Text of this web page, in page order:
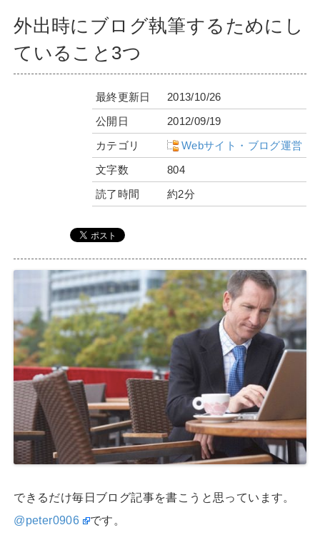
外出時にブログ執筆するためにし
ていること3つ
最終更新日
2013/10/26
公開日
2012/09/19
カテゴリ
Webサイト・ブログ運営
文字数
804
読了時間
約2分
できるだけ毎日ブログ記事を書こうと思っています。
@peter0906
です。